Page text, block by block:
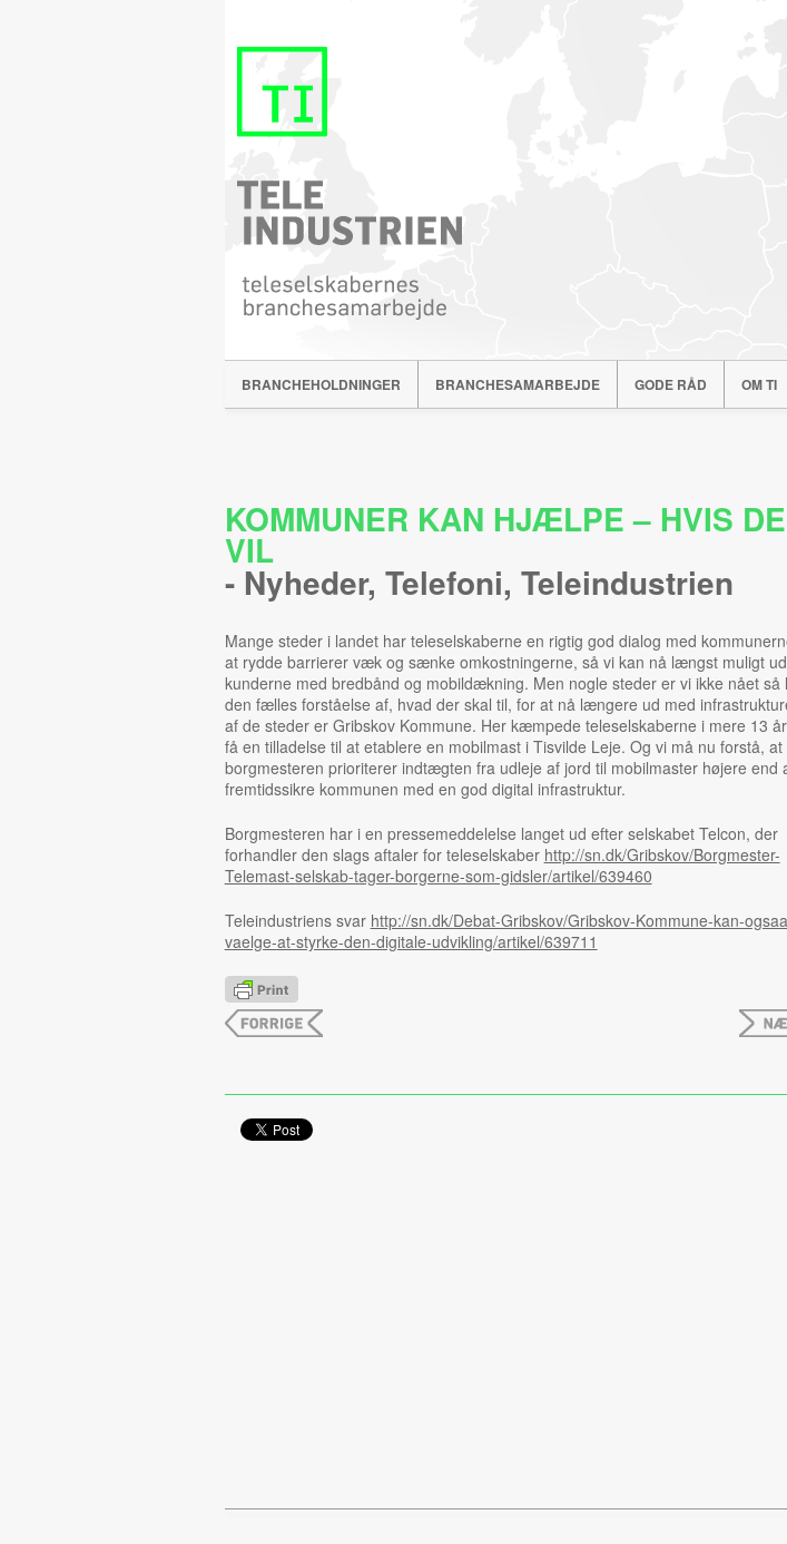
BRANCHEHOLDNINGER BRANCHESAMARBEJDE GODE RÅD OM TI
KOMMUNER KAN HJÆLPE – HVIS DE
VIL
- Nyheder, Telefoni, Teleindustrien
Mange steder i landet har teleselskaberne en rigtig god dialog med
at rydde barrierer væk og sænke omkostningerne, så vi kan nå længst muligt
kunderne med bredbånd og mobildækning. Men nogle steder er vi ikke nået så
den fælles forståelse af, hvad der skal til, for at nå længere ud med
af de steder er Gribskov Kommune. Her kæmpede teleselskaberne i mere 13
få en tilladelse til at etablere en mobilmast i Tisvilde Leje. Og vi må nu forstå, at
borgmesteren prioriterer indtægten fra udleje af jord til mobilmaster højere end
fremtidssikre kommunen med en god digital infrastruktur.
Borgmesteren har i en pressemeddelelse langet ud efter selskabet Telcon, der
forhandler den slags aftaler for teleselskaber http://sn.dk/Gribskov/Borgmester-
Telemast-selskab-tager-borgerne-som-gidsler/artikel/639460
Teleindustriens svar http://sn.dk/Debat-Gribskov/Gribskov-Kommune-kan-
vaelge-at-styrke-den-digitale-udvikling/artikel/639711